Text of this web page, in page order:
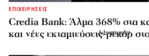
ΕΠΙΧΕΙΡΗΣΕΙΣ
Credia Bank: Άλμα 368% στα
και νέες εκταμιεύσεις-ρεκόρ